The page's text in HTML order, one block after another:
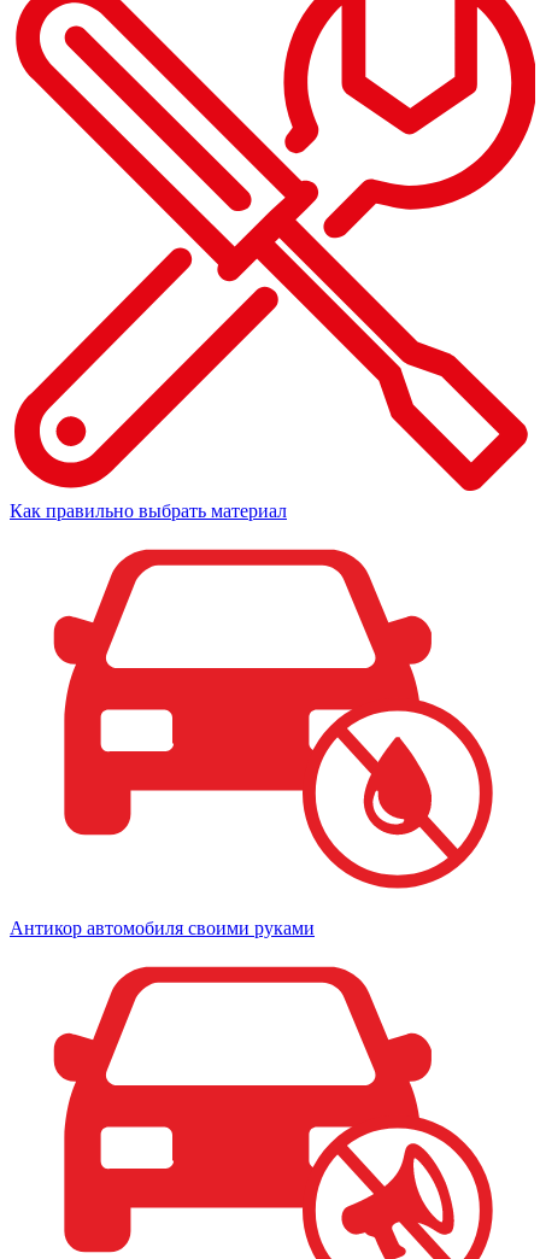
Как правильно выбрать материал
Антикор автомобиля своими руками